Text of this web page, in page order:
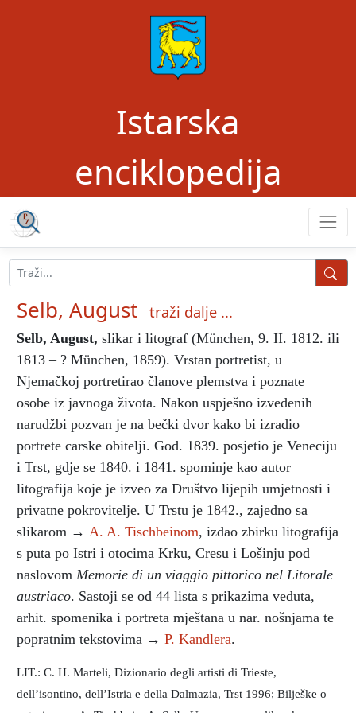
Istarska
enciklopedija
Selb, August traži dalje ...
Selb, August, slikar i litograf (München, 9. II. 1812. ili
1813 – ? München, 1859). Vrstan portretist, u
Njemačkoj portretirao članove plemstva i poznate
osobe iz javnoga života. Nakon uspješno izvedenih
narudžbi pozvan je na bečki dvor kako bi izradio
portrete carske obitelji. God. 1839. posjetio je Veneciju
i Trst, gdje se 1840. i 1841. spominje kao autor
litografija koje je izveo za Društvo lijepih umjetnosti i
privatne pokrovitelje. U Trstu je 1842., zajedno sa
slikarom → A. A. Tischbeinom, izdao zbirku litografija
s puta po Istri i otocima Krku, Cresu i Lošinju pod
naslovom Memorie di un viaggio pittorico nel Litorale
austriaco. Sastoji se od 44 lista s prikazima veduta,
arhit. spomenika i portreta mještana u nar. nošnjama te
popratnim tekstovima → P. Kandlera.
LIT.: C. H. Marteli, Dizionario degli artisti di Trieste,
dell’isontino, dell’Istria e della Dalmazia, Trst 1996; Bilješke o